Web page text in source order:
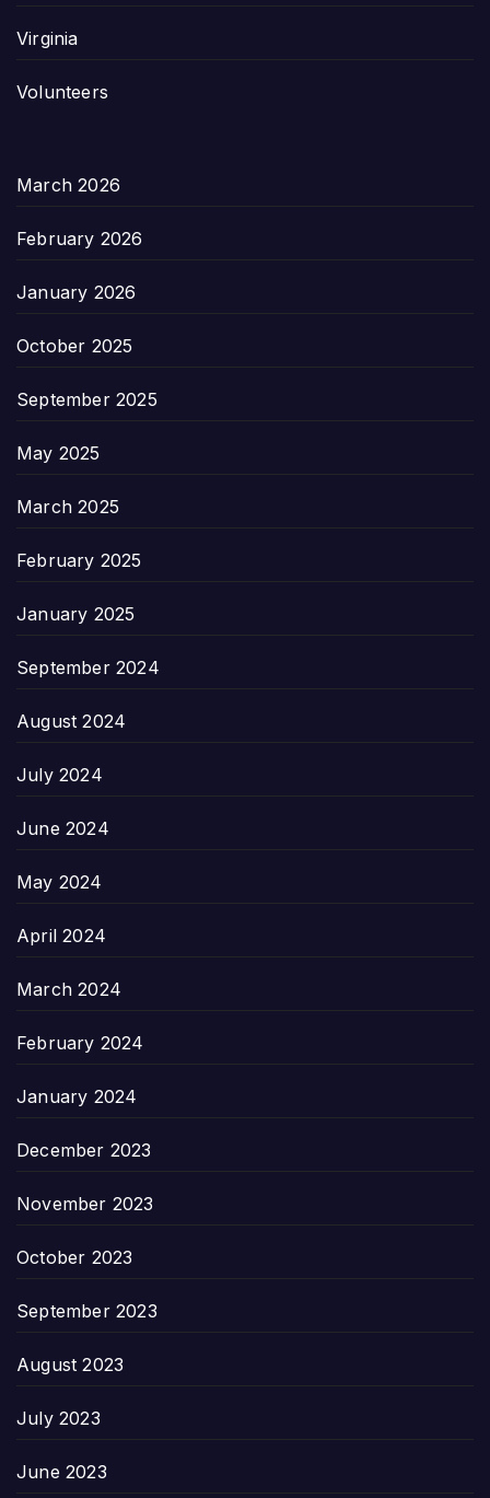
Virginia
Volunteers
March 2026
February 2026
January 2026
October 2025
September 2025
May 2025
March 2025
February 2025
January 2025
September 2024
August 2024
July 2024
June 2024
May 2024
April 2024
March 2024
February 2024
January 2024
December 2023
November 2023
October 2023
September 2023
August 2023
July 2023
June 2023